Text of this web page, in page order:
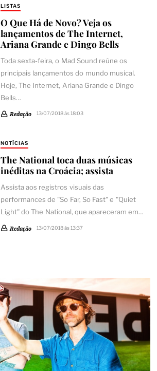
LISTAS
O Que Há de Novo? Veja os
lançamentos de The Internet,
Ariana Grande e Dingo Bells
Toda sexta-feira, o Mad Sound reúne os
principais lançamentos do mundo musical.
Hoje, The Internet, Ariana Grande e Dingo
Bells…
Redação 13/07/2018 às 18:03
NOTÍCIAS
The National toca duas músicas
inéditas na Croácia; assista
Assista aos registros visuais das
performances de "So Far, So Fast" e "Quiet
Light" do The National, que apareceram em…
Redação 13/07/2018 às 13:37